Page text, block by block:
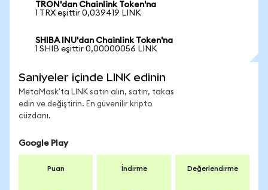
TRON'dan Chainlink Token'na
1 TRX eşittir 0,039419 LINK
SHIBA INU'dan Chainlink Token'na
1 SHIB eşittir 0,00000056 LINK
Saniyeler içinde LINK edinin
MetaMask'ta LINK satın alın, satın, takas
edin ve değiştirin. En güvenilir kripto
cüzdanı.
Google Play
Puan İndirme Değerlendirme